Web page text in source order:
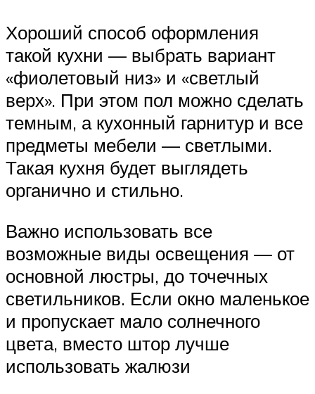
Хороший способ оформления
такой кухни — выбрать вариант
«фиолетовый низ» и «светлый
верх». При этом пол можно сделать
темным, а кухонный гарнитур и все
предметы мебели — светлыми.
Такая кухня будет выглядеть
органично и стильно.
Важно использовать все
возможные виды освещения — от
основной люстры, до точечных
светильников. Если окно маленькое
и пропускает мало солнечного
цвета, вместо штор лучше
использовать жалюзи